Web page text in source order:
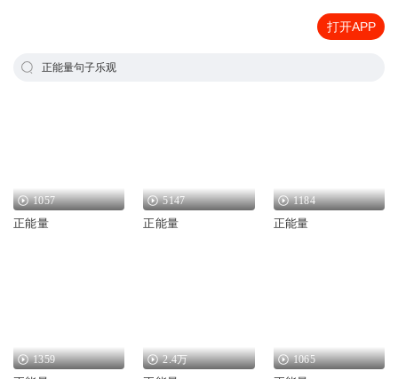
打开APP
正能量句子乐观
1057
正能量
5147
正能量
1184
正能量
1359 2.4万 1065